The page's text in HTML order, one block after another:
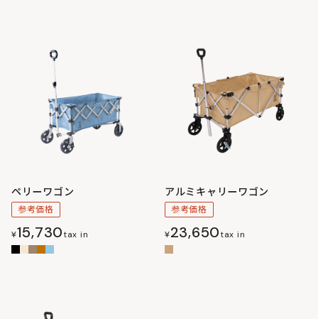
ペリーワゴン
参考価格
¥15,730tax in
アルミキャリーワゴン
参考価格
¥23,650tax in